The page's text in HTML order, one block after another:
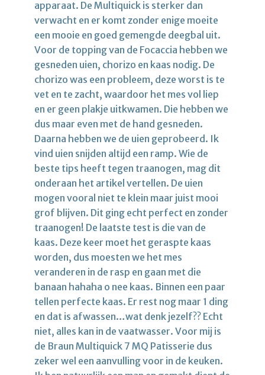
apparaat. De Multiquick is sterker dan
verwacht en er komt zonder enige moeite
een mooie en goed gemengde deegbal uit.
Voor de topping van de Focaccia hebben we
gesneden uien, chorizo en kaas nodig. De
chorizo was een probleem, deze worst is te
vet en te zacht, waardoor het mes vol liep
en er geen plakje uitkwamen. Die hebben we
dus maar even met de hand gesneden.
Daarna hebben we de uien geprobeerd. Ik
vind uien snijden altijd een ramp. Wie de
beste tips heeft tegen traanogen, mag dit
onderaan het artikel vertellen. De uien
mogen vooral niet te klein maar juist mooi
grof blijven. Dit ging echt perfect en zonder
traanogen! De laatste test is die van de
kaas. Deze keer moet het geraspte kaas
worden, dus moesten we het mes
veranderen in de rasp en gaan met die
banaan hahaha o nee kaas. Binnen een paar
tellen perfecte kaas. Er rest nog maar 1 ding
en dat is afwassen…wat denk jezelf?? Echt
niet, alles kan in de vaatwasser. Voor mij is
de Braun Multiquick 7 MQ Patisserie dus
zeker wel een aanvulling voor in de keuken.